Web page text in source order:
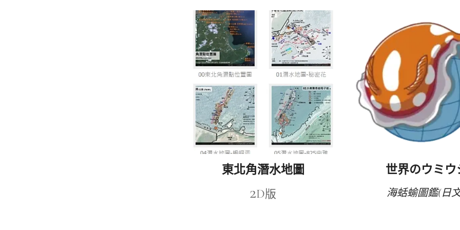
東北角潛水地圖
2D版
世界のウミウ
海蛞蝓圖鑑(日